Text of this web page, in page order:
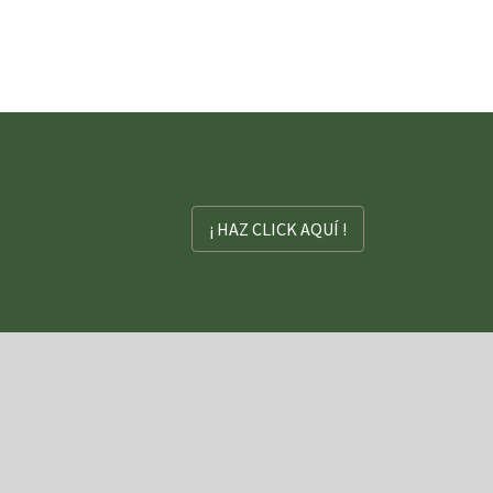
¡ HAZ CLICK AQUÍ !